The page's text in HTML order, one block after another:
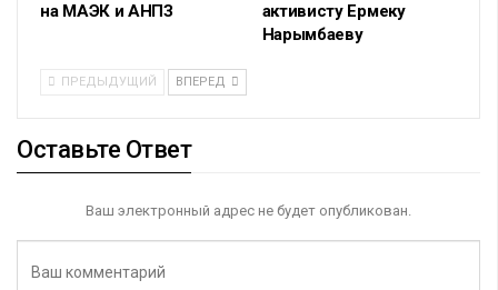
на МАЭК и АНПЗ
активисту Ермеку
Нарымбаеву
ПРЕДЫДУЩИЙ ВПЕРЕД
Оставьте Ответ
Ваш электронный адрес не будет опубликован.